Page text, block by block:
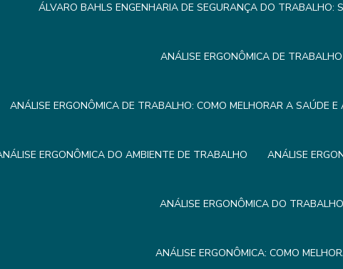
ÁLVARO BAHLS ENGENHARIA DE SEGURANÇA DO TRABALHO:
ANÁLISE ERGONÔMICA DE
ANÁLISE ERGONÔMICA DE TRABALHO: COMO MELHORAR A SAÚDE E
ERGONÔMICA DO AMBIENTE DE TRABALHO ANÁLISE
ANÁLISE ERGONÔMICA DO
ANÁLISE ERGONÔMICA: COMO